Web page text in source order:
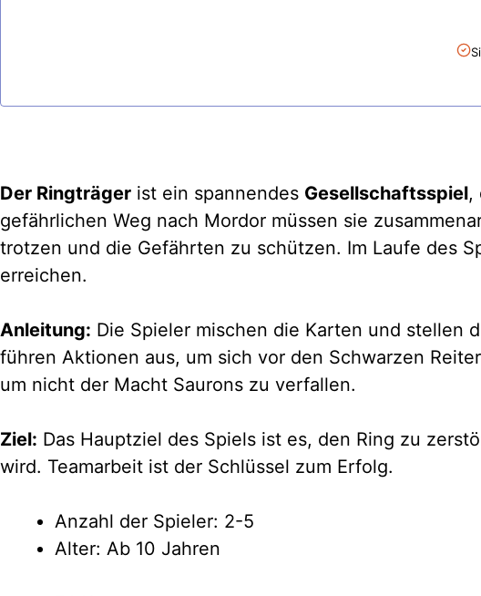
Der Ringträger ist ein spannendes Gesellschaftsspiel,
gefährlichen Weg nach Mordor müssen sie
trotzen und die Gefährten zu schützen. Im Laufe des
erreichen.
Anleitung: Die Spieler mischen die Karten und stellen
führen Aktionen aus, um sich vor den Schwarzen
um nicht der Macht Saurons zu verfallen.
Ziel: Das Hauptziel des Spiels ist es, den Ring zu
wird. Teamarbeit ist der Schlüssel zum Erfolg.
Anzahl der Spieler: 2-5
Alter: Ab 10 Jahren